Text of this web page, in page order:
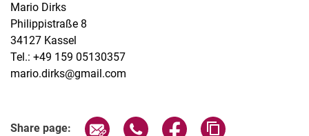
Mario Dirks
Philippistraße 8
34127 Kassel
Tel.: +49 159 05130357
mario.dirks@gmail.com
Share page: Share page via email
Share page via WhatsApp
Share page via